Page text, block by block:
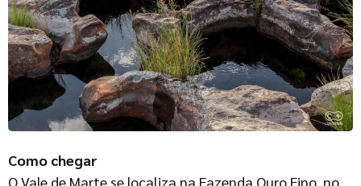
Como chegar
O Vale de Marte se localiza na Fazenda Ouro Fino, no